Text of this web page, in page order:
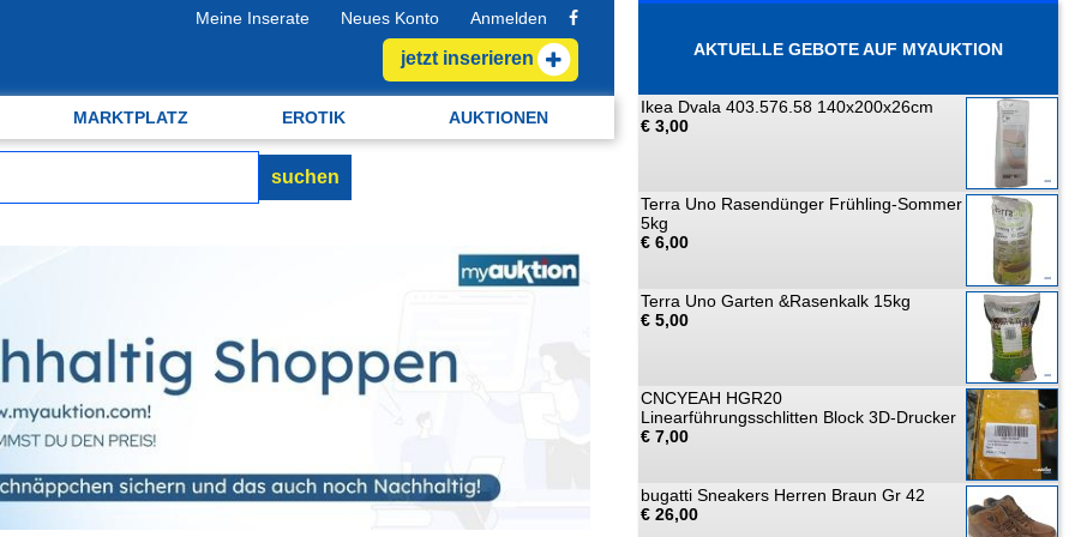
Meine Inserate Neues Konto Anmelden
jetzt inserieren
MARKTPLATZ EROTIK AUKTIONEN
suchen
AKTUELLE GEBOTE AUF MYAUKTION
Ikea Dvala 403.576.58 140x200x26cm
€ 3,00
Terra Uno Rasendünger Frühling-Sommer
5kg
€ 6,00
Terra Uno Garten &Rasenkalk 15kg
€ 5,00
CNCYEAH HGR20
Linearführungsschlitten Block 3D-Drucker
€ 7,00
bugatti Sneakers Herren Braun Gr 42
€ 26,00